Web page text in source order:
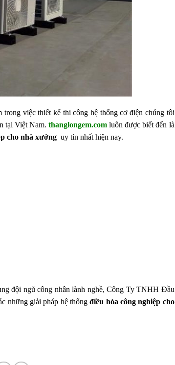
việc thiết kế thi công hệ thống cơ điện chúng tôi
tại Việt Nam. thanglongem.comluôn được biết đến là
cho nhà xưởng uy tín nhất hiện nay.
đội ngũ công nhân lành nghề, Công Ty TNHH Đầu
những giải pháp hệ thốngđiều hòa công nghiệp cho